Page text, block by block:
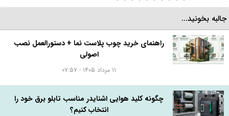
بخونید...
راهنمای خرید چوب پلاست نما + دستورالعمل نصب
اصولی
چگونه کلید هوایی اشنایدر مناسب تابلو برق خود را
انتخاب کنیم؟